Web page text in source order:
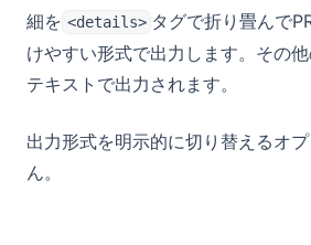
細を <details> タグで折り畳んで
けやすい形式で出力します。その
テキストで出力されます。
出力形式を明示的に切り替えるオ
ん。